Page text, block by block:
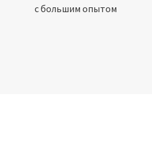
с большим опытом